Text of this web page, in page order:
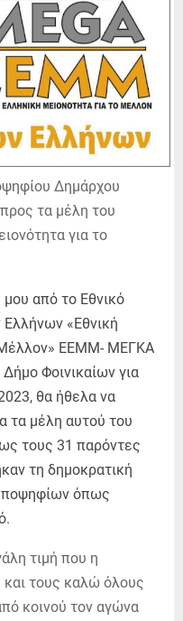
Δημάρχου
τα μέλη του
για το
από το Εθνικό
«Εθνική
Μέλλον» ΕΕΜΜ- ΜΕΓΚΑ
Φοινικαίων για
θα ήθελα να
τα μέλη αυτού του
τους 31 παρόντες
τη δημοκρατική
υποψηφίων όπως
τιμή που η
και τους καλώ όλους
κοινού τον αγώνα